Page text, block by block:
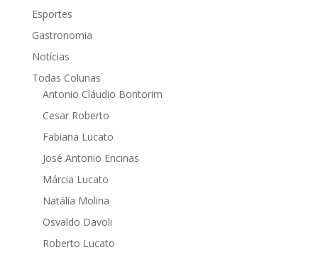
Esportes
Gastronomia
Notícias
Todas Colunas
Antonio Cláudio Bontorim
Cesar Roberto
Fabiana Lucato
José Antonio Encinas
Márcia Lucato
Natália Molina
Osvaldo Davoli
Roberto Lucato